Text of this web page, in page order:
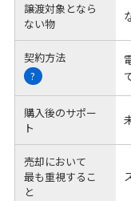
譲渡対象となら
ない物
契約方法
?
購入後のサポー
ト
売却において
最も重視するこ
と